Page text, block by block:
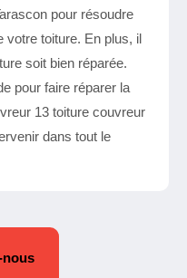
pour résoudre
votre toiture. En plus, il
soit bien réparée.
pour faire réparer la
13 toiture couvreur
dans tout le
nous